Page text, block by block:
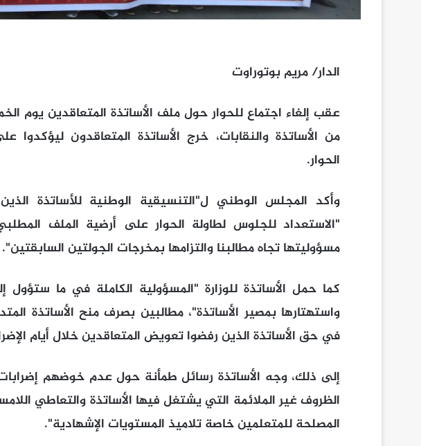
الدار/ مريم بوتوراوت
عقب إلغاء اجتماع للحوار حول ملف الأساتذة المتعاقدين يوم
من الأساتذة والنقابات، خرج الأساتذة المتعاقدون ليؤكدوا
الحوار.
وأكد المجلس الوطني ل"التنسيقية الوطنية للأساتذة
"الاستعداد للجلوس لطاولة الحوار على أرضية الملف
مسؤوليتها تجاه مطالبنا والتزامها بمخرجات الجولتين السابقتين".
كما حمل الأساتذة للوزارة "المسؤولية الكاملة في ما ستؤول
واستهتارها بمصير الأساتذة"، مطالبين بصرف منح الأساتذة
في حق الأساتذة الذين رفضوا تعويض المتعاقدين خلال أيام
إلى ذلك، وجه الأساتذة رسائل طمأنة حول عدم خوضهم
الظروف غير الملائمة التي يشتغل فيها الأساتذة والتعاطي
المصلحة للمتعلمين خاصة تلاميذ المستويات الإشهادية".